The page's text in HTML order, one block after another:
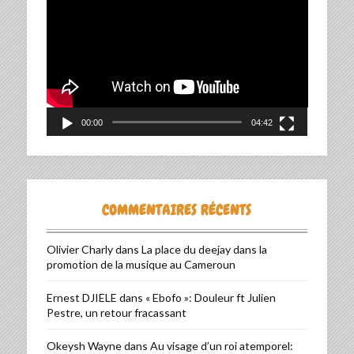
00:00 04:42
COMMENTAIRES RÉCENTS
Olivier Charlydans La place du deejay dans la
promotion de la musique au Cameroun
Ernest DJIELE dans « Ebofo »: Douleur ft Julien
Pestre, un retour fracassant
Okeysh Waynedans Au visage d’un roi atemporel: